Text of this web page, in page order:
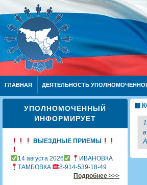
ГЛАВНАЯ ДЕЯТЕЛЬНОСТЬ
УПОЛНОМОЧЕННЫЙ
ИНФОРМИРУЕТ
ВЫЕЗДНЫЕ ПРИЕМЫ
14 августа 2026
ИВАНОВКА
ТАМБОВКА
8-914-539-18-49
Подробнее >>>